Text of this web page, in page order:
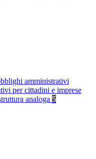
amministrativi
per cittadini e imprese
analoga 5